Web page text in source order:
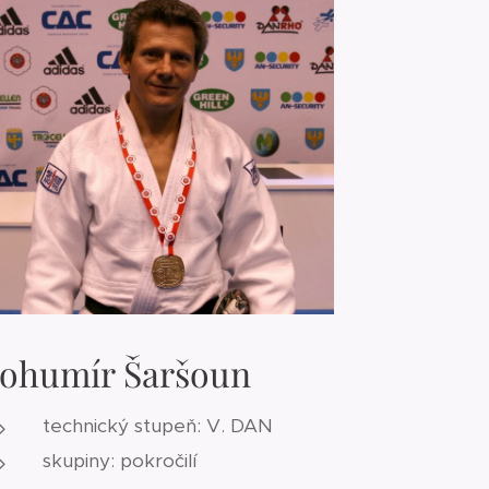
Šaršoun
technický stupeň: V. DAN
skupiny: pokročilí